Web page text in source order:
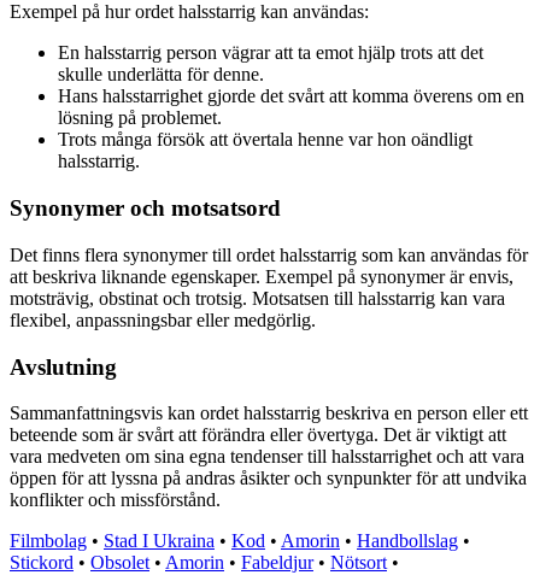
Exempel på hur ordet halsstarrig kan användas:
En halsstarrig person vägrar att ta emot hjälp trots att det
skulle underlätta för denne.
Hans halsstarrighet gjorde det svårt att komma överens om en
lösning på problemet.
Trots många försök att övertala henne var hon oändligt
halsstarrig.
Synonymer och motsatsord
Det finns flera synonymer till ordet halsstarrig som kan användas för
att beskriva liknande egenskaper. Exempel på synonymer är envis,
motsträvig, obstinat och trotsig. Motsatsen till halsstarrig kan vara
flexibel, anpassningsbar eller medgörlig.
Avslutning
Sammanfattningsvis kan ordet halsstarrig beskriva en person eller ett
beteende som är svårt att förändra eller övertyga. Det är viktigt att
vara medveten om sina egna tendenser till halsstarrighet och att vara
öppen för att lyssna på andras åsikter och synpunkter för att undvika
konflikter och missförstånd.
Filmbolag • Stad I Ukraina • Kod • Amorin • Handbollslag •
Stickord • Obsolet • Amorin • Fabeldjur• Nötsort •